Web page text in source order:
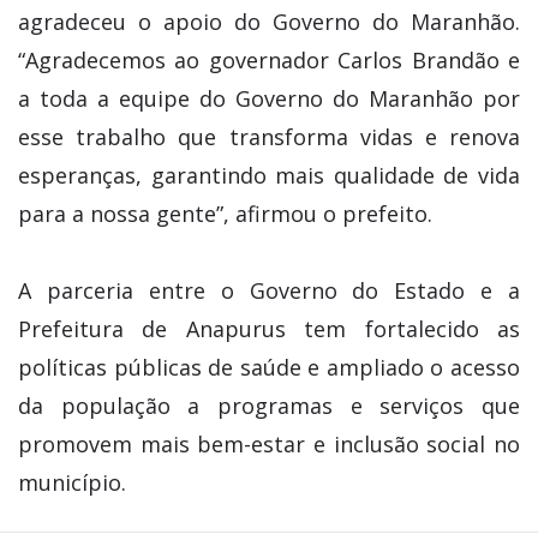
agradeceu o apoio do Governo do Maranhão.
“Agradecemos ao governador Carlos Brandão e
a toda a equipe do Governo do Maranhão por
esse trabalho que transforma vidas e renova
esperanças, garantindo mais qualidade de vida
para a nossa gente”, afirmou o prefeito.
A parceria entre o Governo do Estado e a
Prefeitura de Anapurus tem fortalecido as
políticas públicas de saúde e ampliado o acesso
da população a programas e serviços que
promovem mais bem-estar e inclusão social no
município.